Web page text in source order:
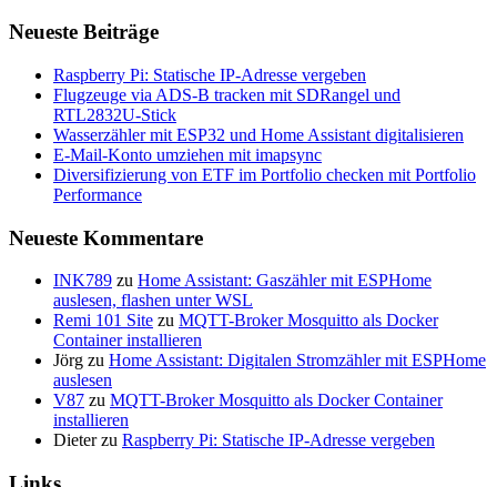
Neueste Beiträge
Raspberry Pi: Statische IP-Adresse vergeben
Flugzeuge via ADS-B tracken mit SDRangel und
RTL2832U-Stick
Wasserzähler mit ESP32 und Home Assistant digitalisieren
E-Mail-Konto umziehen mit imapsync
Diversifizierung von ETF im Portfolio checken mit Portfolio
Performance
Neueste Kommentare
INK789 zu Home Assistant: Gaszähler mit ESPHome
auslesen, flashen unter WSL
Remi 101 Site zu MQTT-Broker Mosquitto als Docker
Container installieren
Jörg zu Home Assistant: Digitalen Stromzähler mit ESPHome
auslesen
V87 zu MQTT-Broker Mosquitto als Docker Container
installieren
Dieterzu Raspberry Pi: Statische IP-Adresse vergeben